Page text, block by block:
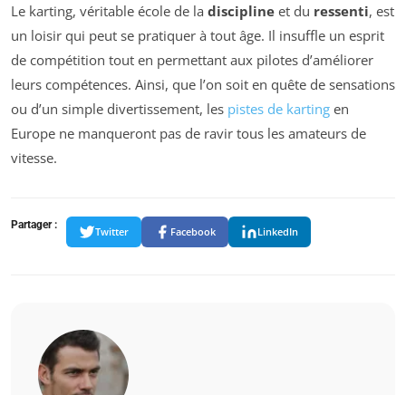
Le karting, véritable école de la discipline et du ressenti, est
un loisir qui peut se pratiquer à tout âge. Il insuffle un esprit
de compétition tout en permettant aux pilotes d’améliorer
leurs compétences. Ainsi, que l’on soit en quête de sensations
ou d’un simple divertissement, les pistes de karting en
Europe ne manqueront pas de ravir tous les amateurs de
vitesse.
Partager :
Twitter Facebook LinkedIn